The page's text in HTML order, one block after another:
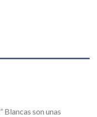
Blancas son unas